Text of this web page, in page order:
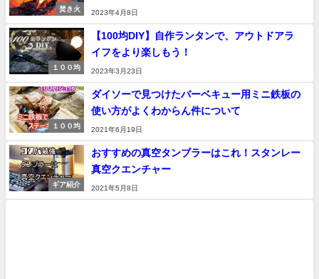
焚き火
2023年4月8日
１００均
【100均DIY】自作ランタンで、アウトドアラ
イフをより楽しもう！
2023年3月23日
１００均
ダイソーで見つけたバーベキュー用ミニ鉄板の
使い方がよくわからん件について
2021年6月19日
ギア紹介
おすすめの真空タンブラーはこれ！スタンレー
真空クエンチャー
2021年5月8日